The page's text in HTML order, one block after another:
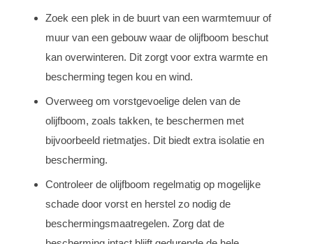
Zoek een plek in de buurt van een warmtemuur of
muur van een gebouw waar de olijfboom beschut
kan overwinteren. Dit zorgt voor extra warmte en
bescherming tegen kou en wind.
Overweeg om vorstgevoelige delen van de
olijfboom, zoals takken, te beschermen met
bijvoorbeeld rietmatjes. Dit biedt extra isolatie en
bescherming.
Controleer de olijfboom regelmatig op mogelijke
schade door vorst en herstel zo nodig de
beschermingsmaatregelen. Zorg dat de